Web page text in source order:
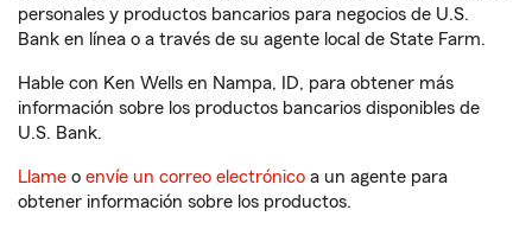
personales y productos bancarios para negocios de U.S.
Bank en línea o a través de su agente local de State Farm.
Hable con Ken Wells en Nampa, ID, para obtener más
información sobre los productos bancarios disponibles de
U.S. Bank.
Llame o envíe un correo electrónico a un agente para
obtener información sobre los productos.